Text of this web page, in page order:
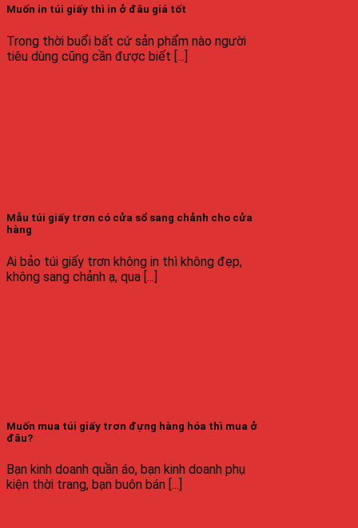
Muốn in túi giấy thì in ở đâu giá tốt
Trong thời buổi bất cứ sản phẩm nào người
tiêu dùng cũng cần được biết [...]
Mẫu túi giấy trơn có cửa sổ sang chảnh cho cửa
hàng
Ai bảo túi giấy trơn không in thì không đẹp,
không sang chảnh ạ, qua [...]
Muốn mua túi giấy trơn đựng hàng hóa thì mua ở
đâu?
Bạn kinh doanh quần áo, bạn kinh doanh phụ
kiện thời trang, bạn buôn bán [...]